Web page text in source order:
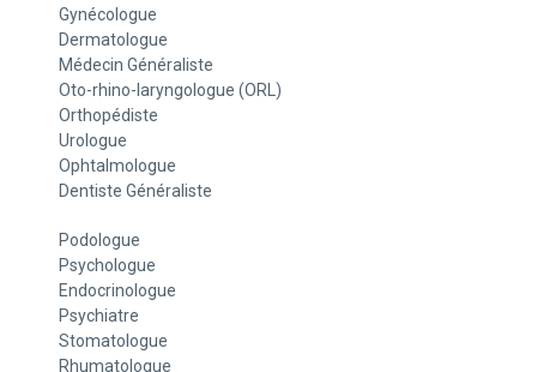
Gynécologue
Dermatologue
Médecin Généraliste
Oto-rhino-laryngologue (ORL)
Orthopédiste
Urologue
Ophtalmologue
Dentiste Généraliste
Podologue
Psychologue
Endocrinologue
Psychiatre
Stomatologue
Rhumatologue